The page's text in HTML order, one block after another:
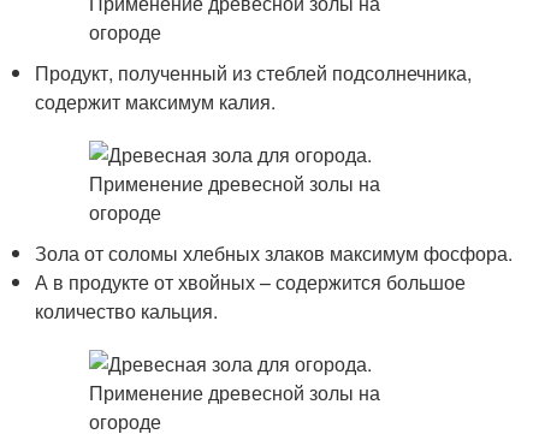
Продукт, полученный из стеблей подсолнечника,
содержит максимум калия.
Зола от соломы хлебных злаков максимум фосфора.
А в продукте от хвойных – содержится большое
количество кальция.